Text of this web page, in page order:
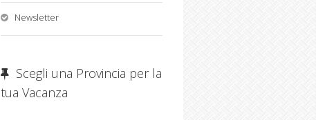
Newsletter
Scegli una Provincia per la
tua Vacanza